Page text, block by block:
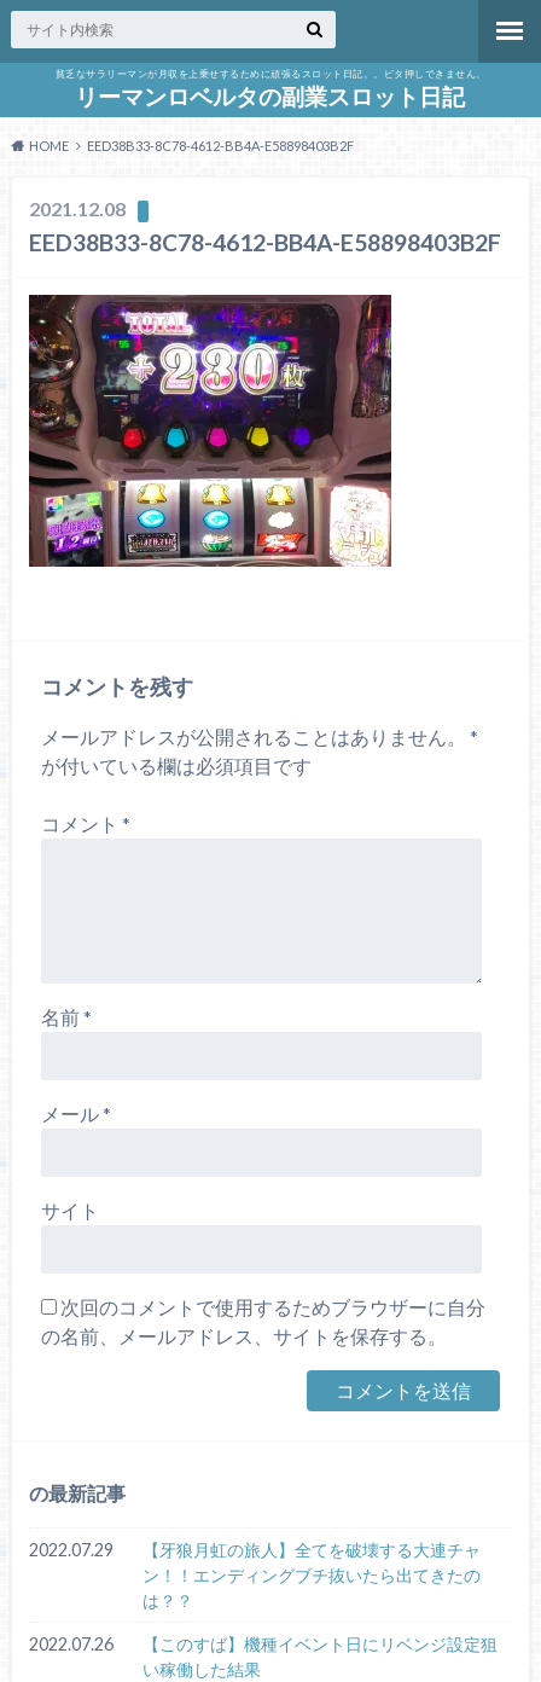
貧乏なサラリーマンが月収を上乗せするために頑張るスロット日記。。ビタ押しできません。
リーマンロベルタの副業スロット日記
HOME EED38B33-8C78-4612-BB4A-E58898403B2F
2021.12.08
EED38B33-8C78-4612-BB4A-E58898403B2F
コメントを残す
メールアドレスが公開されることはありません。
*
が付いている欄は必須項目です
コメント *
名前*
メール*
サイト
次回のコメントで使用するためブラウザーに自分
の名前、メールアドレス、サイトを保存する。
の最新記事
2022.07.29
【牙狼月虹の旅人】全てを破壊する大連チャ
ン！！エンディングブチ抜いたら出てきたの
は？？
2022.07.26
【このすば】機種イベント日にリベンジ設定狙
い稼働した結果